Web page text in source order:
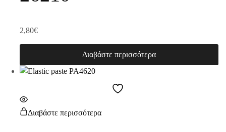
2,80€
Διαβάστε περισσότερα
Διαβάστε περισσότερα